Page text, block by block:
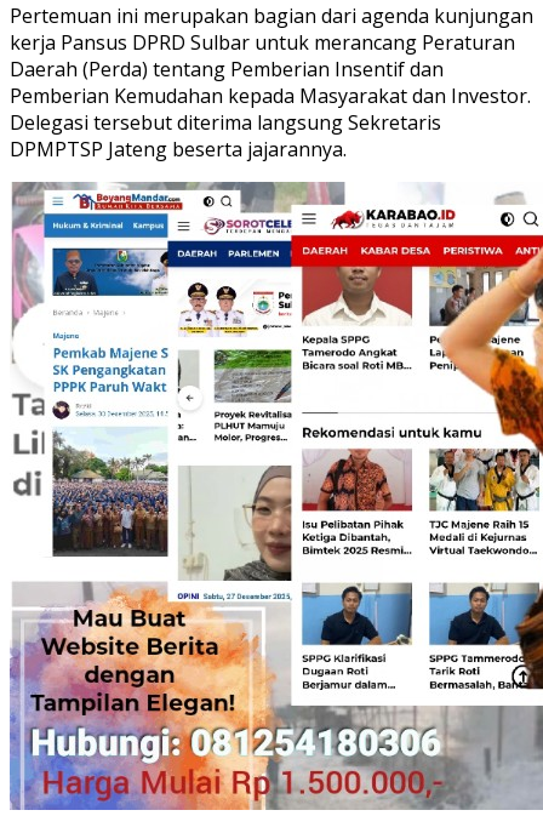
Pertemuan ini merupakan bagian dari agenda kunjungan
kerja Pansus DPRD Sulbar untuk merancang Peraturan
Daerah (Perda) tentang Pemberian Insentif dan
Pemberian Kemudahan kepada Masyarakat dan Investor.
Delegasi tersebut diterima langsung Sekretaris
DPMPTSP Jateng beserta jajarannya.